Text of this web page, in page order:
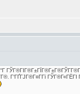
Г‘ГҐГЈГ®Г¤Г­Гї ГЎГ®Г«ГЁГІ